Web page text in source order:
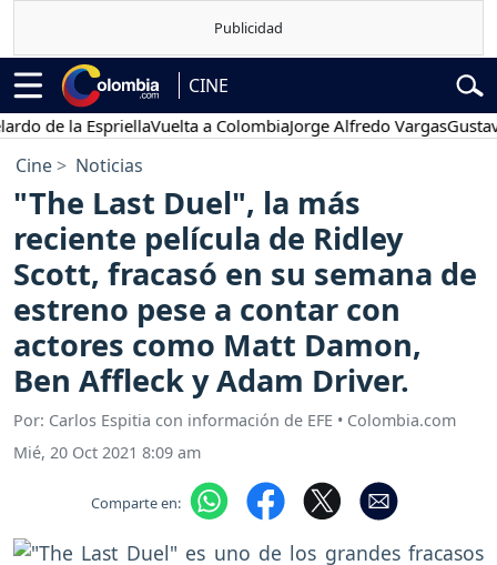
CINE
la EspriellaVuelta a ColombiaJorge Alfredo VargasGustavo
Cine Noticias
"The Last Duel", la más
reciente película de Ridley
Scott, fracasó en su semana de
estreno pese a contar con
actores como Matt Damon,
Ben Affleck y Adam Driver.
Por: Carlos Espitia con información de EFE • Colombia.com
Mié, 20 Oct 2021 8:09 am
Comparte en: